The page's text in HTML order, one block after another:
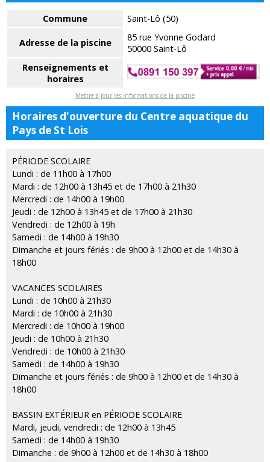
Commune Saint-Lô (50)
Adresse de la piscine
85 rue Yvonne Godard
50000 Saint-Lô
Renseignements et
horaires
Mettre à jour les informations de la piscine
Horaires d'ouverture du Centre aquatique du
Pays de St Lois
PÉRIODE SCOLAIRE
Lundi : de 11h00 à 17h00
Mardi : de 12h00 à 13h45 et de 17h00 à 21h30
Mercredi : de 14h00 à 19h00
Jeudi : de 12h00 à 13h45 et de 17h00 à 21h30
Vendredi : de 12h00 à 19h
Samedi : de 14h00 à 19h30
Dimanche et jours fériés : de 9h00 à 12h00 et de 14h30 à
18h00
VACANCES SCOLAIRES
Lundi : de 10h00 à 21h30
Mardi : de 10h00 à 21h30
Mercredi : de 10h00 à 19h00
Jeudi : de 10h00 à 21h30
Vendredi : de 10h00 à 21h30
Samedi : de 14h00 à 19h30
Dimanche et jours fériés : de 9h00 à 12h00 et de 14h30 à
18h00
BASSIN EXTÉRIEUR en PÉRIODE SCOLAIRE
Mardi, jeudi, vendredi : de 12h00 à 13h45
Samedi : de 14h00 à 19h30
Dimanche : de 9h00 à 12h00 et de 14h30 à 18h00